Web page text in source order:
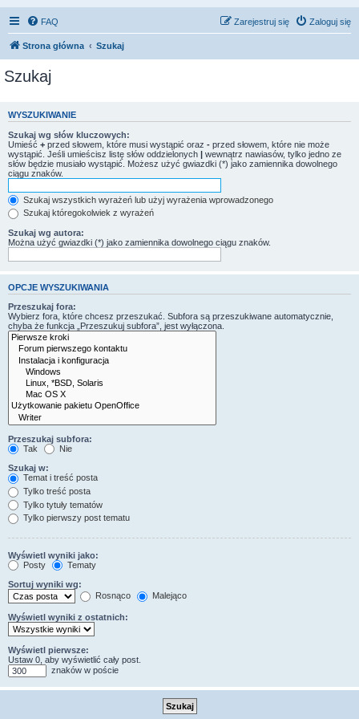
FAQ Zaloguj się
Zarejestruj się
Strona główna Szukaj
Szukaj
WYSZUKIWANIE
Szukaj wg słów kluczowych:
Umieść + przed słowem, które musi wystąpić oraz - przed słowem, które nie może
wystąpić. Jeśli umieścisz listę słów oddzielonych | wewnątrz nawiasów, tylko jedno ze
słów będzie musiało wystąpić. Możesz użyć gwiazdki (*) jako zamiennika dowolnego
ciągu znaków.
Szukaj wszystkich wyrażeń lub użyj wyrażenia wprowadzonego
Szukaj któregokolwiek z wyrażeń
Szukaj wg autora:
Można użyć gwiazdki (*) jako zamiennika dowolnego ciągu znaków.
OPCJE WYSZUKIWANIA
Przeszukaj fora:
Wybierz fora, które chcesz przeszukać. Subfora są przeszukiwane automatycznie,
chyba że funkcja „Przeszukuj subfora”, jest wyłączona.
Przeszukaj subfora:
Tak
Nie
Szukaj w:
Temat i treść posta
Tylko treść posta
Tylko tytuły tematów
Tylko pierwszy post tematu
Wyświetl wyniki jako:
Posty
Tematy
Sortuj wyniki wg:
Rosnąco
Malejąco
Wyświetl wyniki z ostatnich:
Wyświetl pierwsze:
Ustaw 0, aby wyświetlić cały post.
znaków w poście